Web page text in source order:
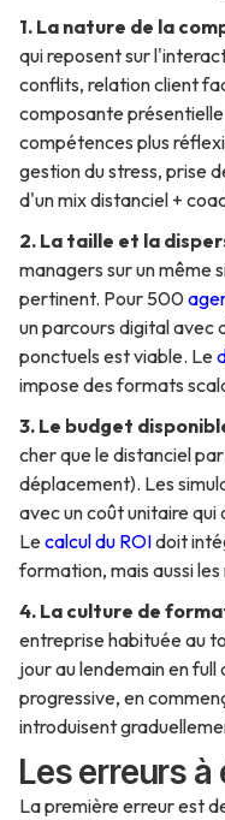
1. La nature de la
qui reposent sur
conflits, relation client
composante
compétences plus
gestion du stress, prise
d'un mix distanciel +
2. La taille et la
managers sur un même
pertinent. Pour 500
un parcours digital avec
ponctuels est viable. Le
impose des formats
3. Le budget
cher que le distanciel
déplacement). Les
avec un coût unitaire
Lecalcul du ROIdoit
formation, mais aussi
4. La culture de
entreprise habituée au
jour au lendemain en
progressive, en
introduisent
Les erreurs à
La première erreur est